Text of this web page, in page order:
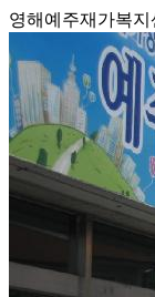
영해예주재가복지